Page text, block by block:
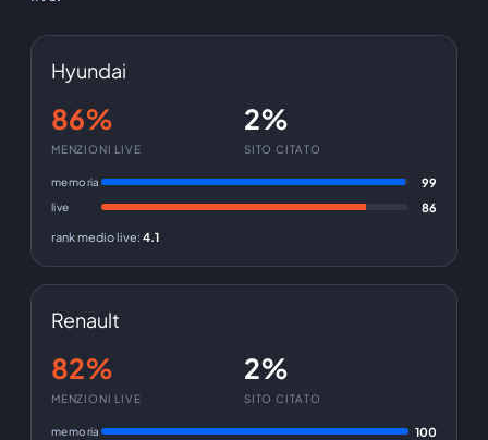
Hyundai
86%
MENZIONI LIVE
2%
SITO CITATO
memoria 99
live 86
rank medio live: 4.1
Renault
82%
MENZIONI LIVE
2%
SITO CITATO
memoria 100